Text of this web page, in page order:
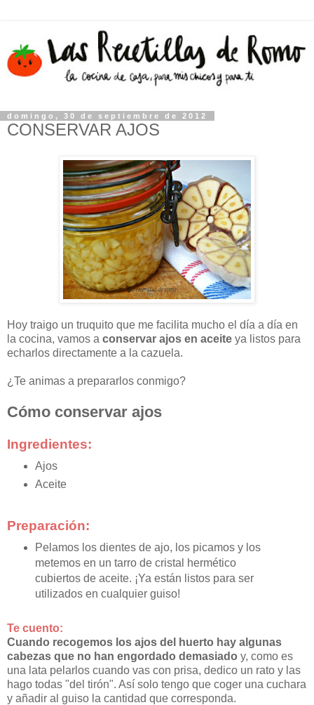
domingo, 30 de septiembre de 2012
CONSERVAR AJOS
Hoy traigo un truquito que me facilita mucho el día a día en
la cocina, vamos a conservar ajos en aceite ya listos para
echarlos directamente a la cazuela.
¿Te animas a prepararlos conmigo?
Cómo conservar ajos
Ingredientes:
Ajos
Aceite
Preparación:
Pelamos los dientes de ajo, los picamos y los
metemos en un tarro de cristal hermético
cubiertos de aceite. ¡Ya están listos para ser
utilizados en cualquier guiso!
Te cuento:
Cuando recogemos los ajos del huerto hay algunas
cabezas que no han engordado demasiado y, como es
una lata pelarlos cuando vas con prisa, dedico un rato y las
hago todas "del tirón". Así solo tengo que coger una cuchara
y añadir al guiso la cantidad que corresponda.